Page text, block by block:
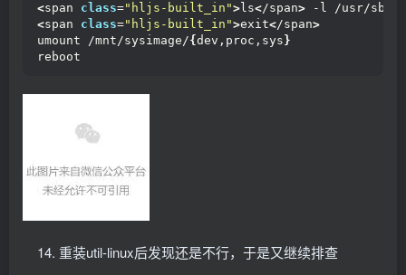
<span class="hljs-built_in"> ls</span> -l /usr/sbin/
<span class="hljs-built_in">exit</span>
umount /mnt/sysimage/{ dev,proc,sys }
reboot
重装util-linux后发现还是不行，于是又继续排查